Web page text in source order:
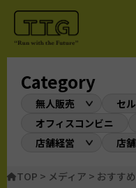
Category
無人販売
セ
オフィスコンビニ
店舗経営
店
TOP > メディア > おすす